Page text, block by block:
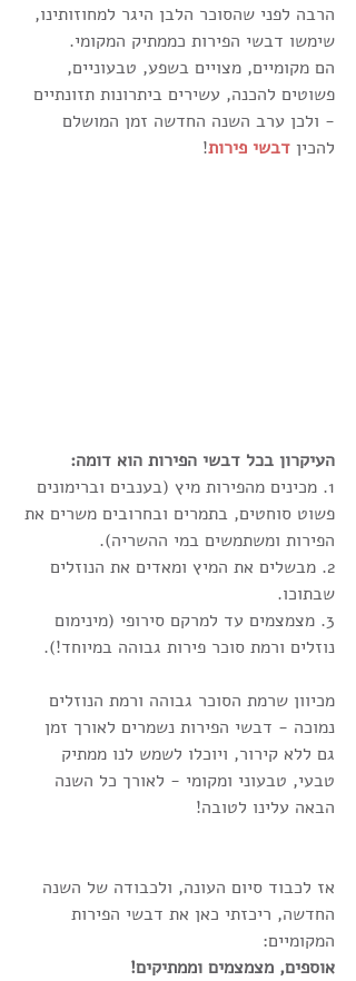
הרבה לפני שהסוכר הלבן היגר למחוזותינו,
שימשו דבשי הפירות כממתיק המקומי.
הם מקומיים, מצויים בשפע, טבעוניים,
פשוטים להכנה, עשירים ביתרונות תזונתיים
- ולכן ערב השנה החדשה זמן המושלם
להכין דבשי פירות!
העיקרון בכל דבשי הפירות הוא דומה:
1. מכינים מהפירות מיץ (בענבים וברימונים
פשוט סוחטים, בתמרים ובחרובים משרים את
הפירות ומשתמשים במי ההשריה).
2. מבשלים את המיץ ומאדים את הנוזלים
שבתוכו.
3. מצמצמים עד למרקם סירופי (מינימום
נוזלים ורמת סוכר פירות גבוהה במיוחד!).
מכיוון שרמת הסוכר גבוהה ורמת הנוזלים
נמוכה - דבשי הפירות נשמרים לאורך זמן
גם ללא קירור, ויוכלו לשמש לנו ממתיק
טבעי, טבעוני ומקומי - לאורך כל השנה
הבאה עלינו לטובה!
אז לכבוד סיום העונה, ולכבודה של השנה
החדשה, ריכזתי כאן את דבשי הפירות
המקומיים:
אוספים, מצמצמים וממתיקים!